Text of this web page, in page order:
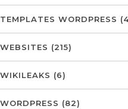
TEMPLATES WORDPRESS
WEBSITES (215)
WIKILEAKS (6)
WORDPRESS (82)